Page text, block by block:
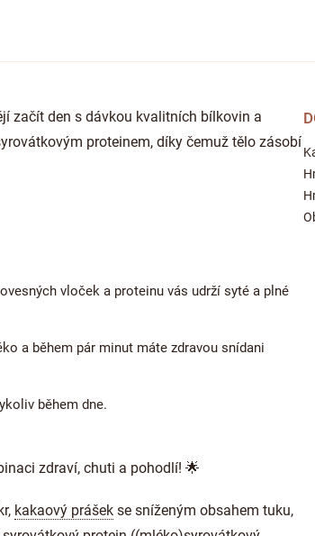
začít den s dávkou kvalitních bílkovin a
proteinem, díky čemuž tělo zásobí
vloček a proteinu vás udrží syté a plné
a během pár minut máte zdravou snídani
během dne.
zdraví, chuti a pohodlí! 🌟
kakaový prášek se sníženým obsahem tuku,